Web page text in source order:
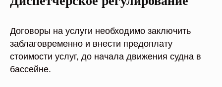
Договоры на услуги необходимо заключить
заблаговременно и внести предоплату
стоимости услуг, до начала движения судна в
бассейне.